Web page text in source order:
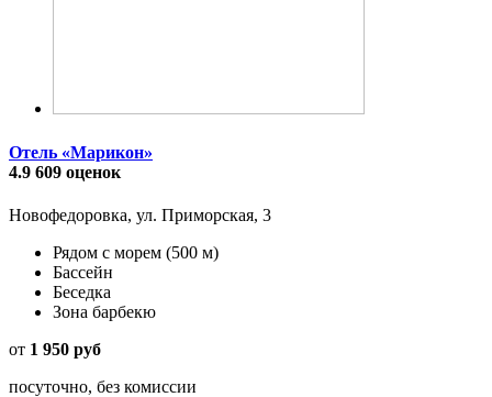
Отель «Марикон»
4.9 609 оценок
Новофедоровка, ул. Приморская, 3
Рядом с морем (500 м)
Бассейн
Беседка
Зона барбекю
от 1 950 руб
посуточно, без комиссии